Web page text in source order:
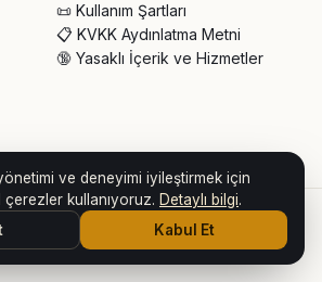
📜 Kullanım Şartları
📋 KVKK Aydınlatma Metni
🔞 Yasaklı İçerik ve Hizmetler
Pazaryeri ·
AKSOY GROUP iştirakidir
Ziyaretçi:
31.954 · Bugün:1.133
ve deneyimi iyileştirmek için
kullanıyoruz. Detaylı bilgi.
Kabul Et